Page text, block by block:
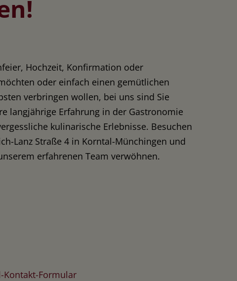
Hochzeit, Konfirmation oder
oder einfach einen gemütlichen
verbringen wollen, bei uns sind Sie
langjährige Erfahrung in der Gastronomie
kulinarische Erlebnisse. Besuchen
Lanz Straße 4 in Korntal-Münchingen und
erfahrenen Team verwöhnen.
Kontakt-Formular